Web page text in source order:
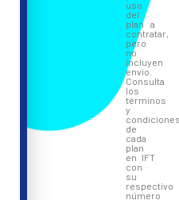
uso
del
plan a
contratar,
pero
no
incluyen
envío.
Consulta
los
términos
y
de
cada
plan
en IFT
con
su
respectivo
número